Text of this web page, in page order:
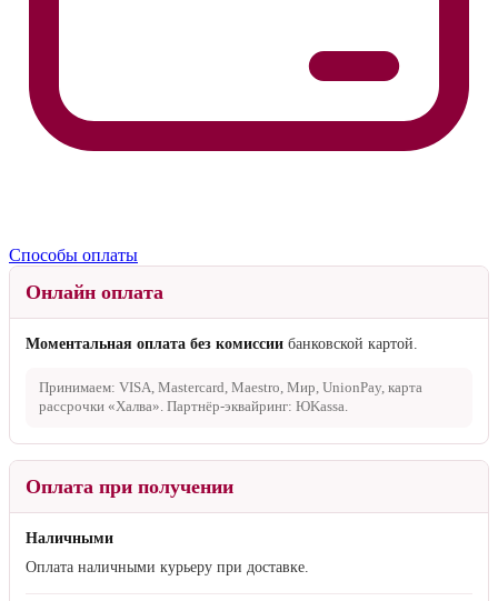
Способы оплаты
Онлайн оплата
Моментальная оплата без комиссии банковской картой.
Принимаем: VISA, Mastercard, Maestro, Мир, UnionPay, карта
рассрочки «Халва». Партнёр-эквайринг: ЮKassa.
Оплата при получении
Наличными
Оплата наличными курьеру при доставке.